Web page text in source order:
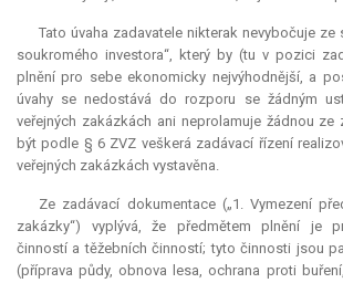
Tato úvaha zadavatele nikterak nevybočuje ze
soukromého investora“, který by (tu v pozici
plnění pro sebe ekonomicky nejvýhodnější, a
úvahy se nedostává do rozporu se žádným
veřejných zakázkách ani neprolamuje žádnou ze
být podle § 6 ZVZ veškerá zadávací řízení
veřejných zakázkách vystavěna.
Ze zadávací dokumentace („1. Vymezení
zakázky“) vyplývá, že předmětem plnění je
činností a těžebních činností; tyto činnosti jsou
(příprava půdy, obnova lesa, ochrana proti